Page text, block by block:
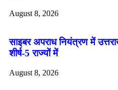
August 8, 2026
साइबर अपराध नियंत्रण में
शीर्ष-5 राज्यों में
August 8, 2026